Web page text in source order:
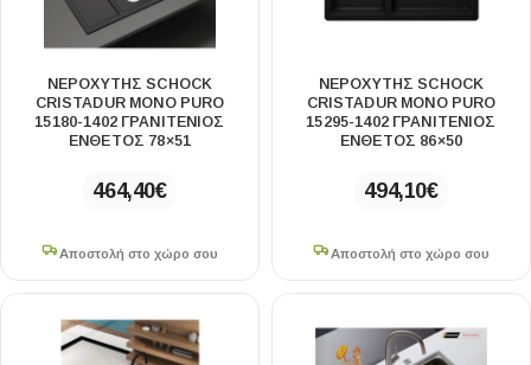
ΝΕΡΟΧΥΤΗΣ SCHOCK
CRISTADUR MONO PURO
15180-1402 ΓΡΑΝΙΤΕΝΙΟΣ
ΕΝΘΕΤΟΣ 78×51
464,40€
Αποστολή στο χώρο σου
ΝΕΡΟΧΥΤΗΣ SCHOCK
CRISTADUR MONO PURO
15295-1402 ΓΡΑΝΙΤΕΝΙΟΣ
ΕΝΘΕΤΟΣ 86×50
494,10€
Αποστολή στο χώρο σου